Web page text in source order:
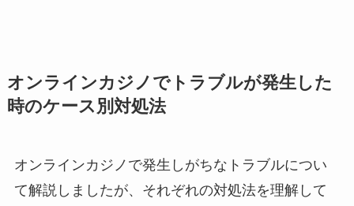
オンラインカジノでトラブルが発生した
時のケース別対処法
オンラインカジノで発生しがちなトラブルについ
て解説しましたが、それぞれの対処法を理解して